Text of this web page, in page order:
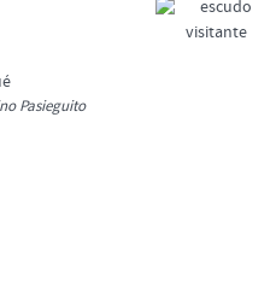
Pasieguito